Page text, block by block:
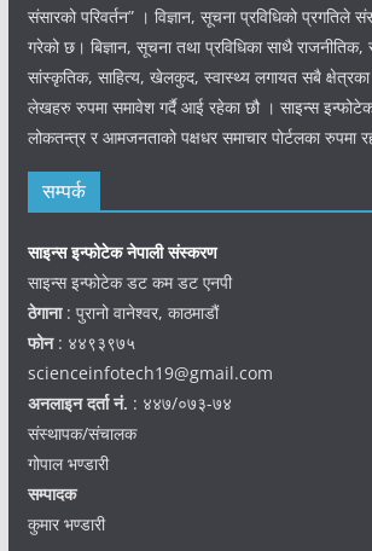
संसारको परिवर्तन” । विज्ञान, सूचना प्रविधिको प्रगतिले
गरेको छ। बिज्ञान, सूचना तथा प्रविधिका साथै राजनीतिक,
सांस्कृतिक, साहित्य, खेलकुद, स्वास्थ्य लगायत सबै क्षेत्रका
लेखहरु रुपमा समावेश गर्दै आई रहेका छौ । साइन्स इन्फोटेक
लोकतन्त्र र आमजनताको पक्षधर समाचार पोर्टलका रुपमा
सम्पर्क
साइन्स इन्फोटेक नेपाली संस्करण
साइन्स इन्फोटेक डट कम डट एनपी
ठेगाना: पुरानो वानेश्वर, काठमाडौं
फोन: ४४९३९७५
scienceinfotech19@gmail.com
अनलाइन दर्ता नं. : ४४७/०७३-७४
संस्थापक/संचालक
गोपाल भण्डारी
सम्पादक
कुमार भण्डारी